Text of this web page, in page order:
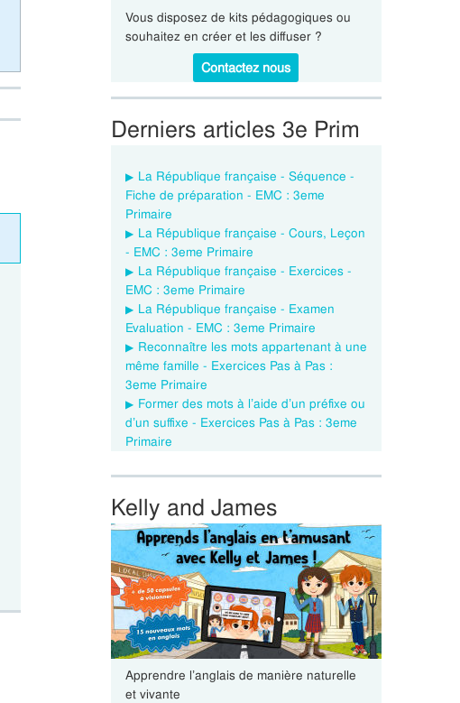
Vous disposez de kits pédagogiques ou
souhaitez en créer et les diffuser ?
Contactez nous
Derniers articles 3e Prim
La République française - Séquence -
Fiche de préparation - EMC : 3eme
Primaire
La République française - Cours, Leçon
- EMC : 3eme Primaire
La République française - Exercices -
EMC : 3eme Primaire
La République française - Examen
Evaluation - EMC : 3eme Primaire
Reconnaître les mots appartenant à une
même famille - Exercices Pas à Pas :
3eme Primaire
Former des mots à l’aide d’un préfixe ou
d’un suffixe - Exercices Pas à Pas : 3eme
Primaire
Kelly and James
Apprendre l’anglais de manière naturelle
et vivante